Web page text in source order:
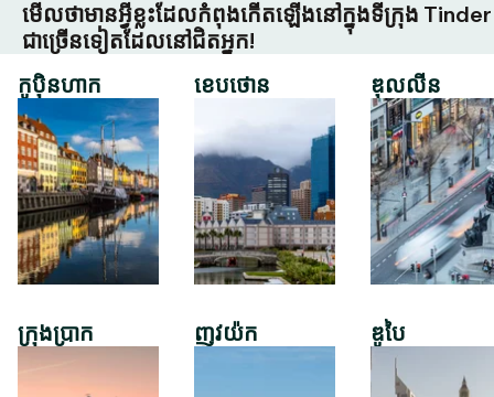
មើលថាមានអ្វីខ្លះដែលកំពុងកើតឡើងនៅក្នុងទីក្រុង Tinder
ជាច្រើនទៀតដែលនៅជិតអ្នក!
កូប៉ិនហាក
ក្រុងប្រាក
ខេបថោន
ញូវយ៉ក
ឌុលលីន
ឌូបៃ